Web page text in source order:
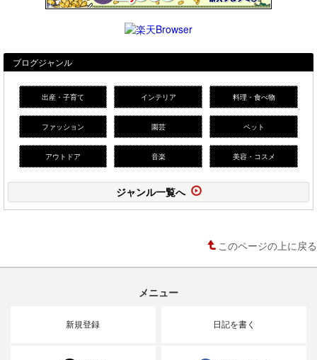
ブログジャンル
出産・子育て インテリア 料理・食べ物
ファッション 園芸 ペット
アウトドア 音楽 美容・コスメ
ジャンル一覧へ
このページの上に戻る
メニュー
新規登録 日記を書く